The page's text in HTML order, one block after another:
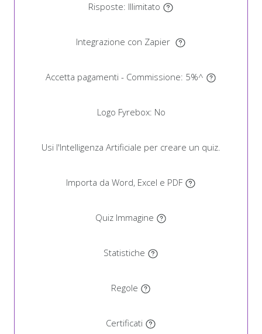
Risposte: Illimitato
Integrazione con Zapier
Accetta pagamenti - Commissione: 5%^
Logo Fyrebox: No
Usi l'Intelligenza Artificiale per creare un quiz.
Importa da Word, Excel e PDF
Quiz Immagine
Statistiche
Regole
Certificati